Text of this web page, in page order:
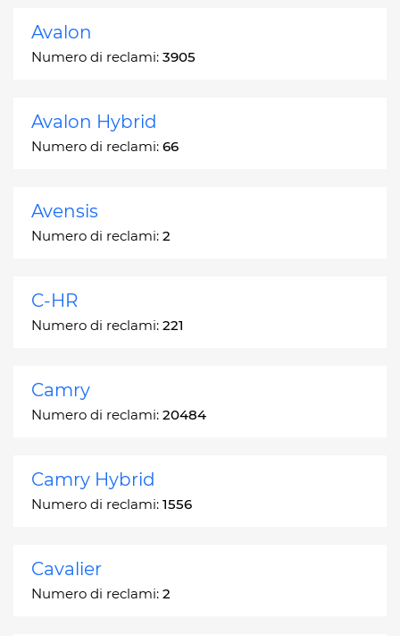
Avalon
Numero di reclami: 3905
Avalon Hybrid
Numero di reclami: 66
Avensis
Numero di reclami: 2
C-HR
Numero di reclami: 221
Camry
Numero di reclami: 20484
Camry Hybrid
Numero di reclami: 1556
Cavalier
Numero di reclami: 2